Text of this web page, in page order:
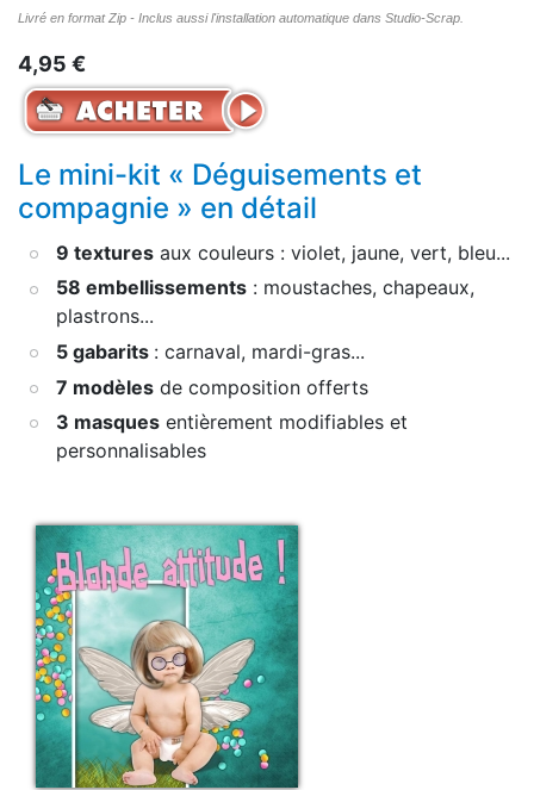
Livré en format Zip - Inclus aussi l'installation automatique dans Studio-Scrap.
4,95 €
Le mini-kit « Déguisements et
compagnie » en détail
9 textures aux couleurs : violet, jaune, vert, bleu...
58 embellissements : moustaches, chapeaux,
plastrons...
5 gabarits : carnaval, mardi-gras...
7 modèles de composition offerts
3 masques entièrement modifiables et
personnalisables